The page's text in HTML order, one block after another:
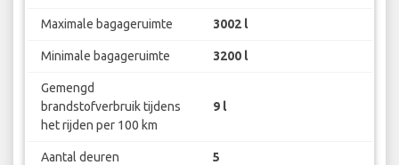
Maximale bagageruimte 3002 l
Minimale bagageruimte 3200 l
Gemengd
brandstofverbruik tijdens
het rijden per 100 km
9 l
Aantal deuren 5